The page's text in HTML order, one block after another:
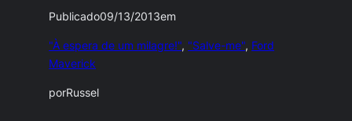
Publicado09/13/2013em
"À espera de um milagre!", "Salve-me", Ford
Maverick
porRussel